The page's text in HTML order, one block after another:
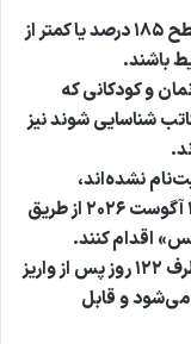
همچنین کودکانی که درآمد خانواده‌شان در سطح ۱۸۵ درصد یا کمتر از
باشند.
و کودکانی که
شناسایی شوند نیز
نشده‌اند،
می‌توانند با ارائه درخواست غذای مکتب تا ۳۱ آگوست ۲۰۲۶ از طریق
اقدام کنند.
براساس مقررات فدرال، پول این برنامه باید ظرف ۱۲۲ روز پس از واریز
می‌شود و قابل